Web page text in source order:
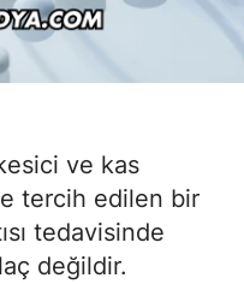
ve kas
tercih edilen bir
tedavisinde
değildir.